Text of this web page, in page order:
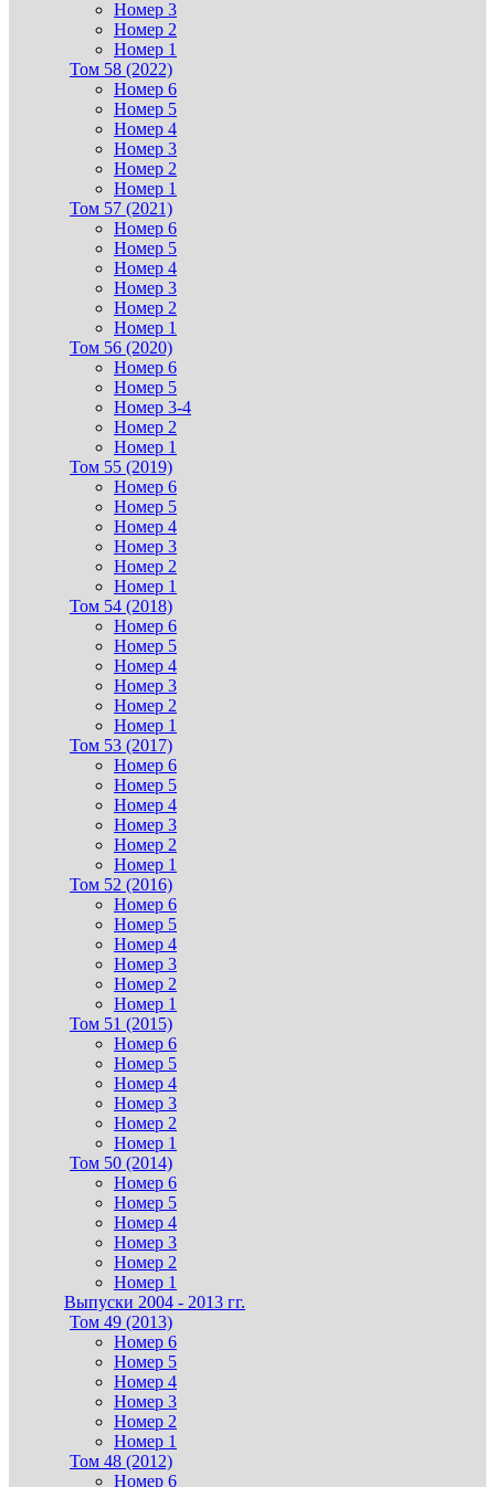
Номер 3
Номер 2
Номер 1
Том 58 (2022)
Номер 6
Номер 5
Номер 4
Номер 3
Номер 2
Номер 1
Том 57 (2021)
Номер 6
Номер 5
Номер 4
Номер 3
Номер 2
Номер 1
Том 56 (2020)
Номер 6
Номер 5
Номер 3-4
Номер 2
Номер 1
Том 55 (2019)
Номер 6
Номер 5
Номер 4
Номер 3
Номер 2
Номер 1
Том 54 (2018)
Номер 6
Номер 5
Номер 4
Номер 3
Номер 2
Номер 1
Том 53 (2017)
Номер 6
Номер 5
Номер 4
Номер 3
Номер 2
Номер 1
Том 52 (2016)
Номер 6
Номер 5
Номер 4
Номер 3
Номер 2
Номер 1
Том 51 (2015)
Номер 6
Номер 5
Номер 4
Номер 3
Номер 2
Номер 1
Том 50 (2014)
Номер 6
Номер 5
Номер 4
Номер 3
Номер 2
Номер 1
Выпуски 2004 - 2013 гг.
Том 49 (2013)
Номер 6
Номер 5
Номер 4
Номер 3
Номер 2
Номер 1
Том 48 (2012)
Номер 6